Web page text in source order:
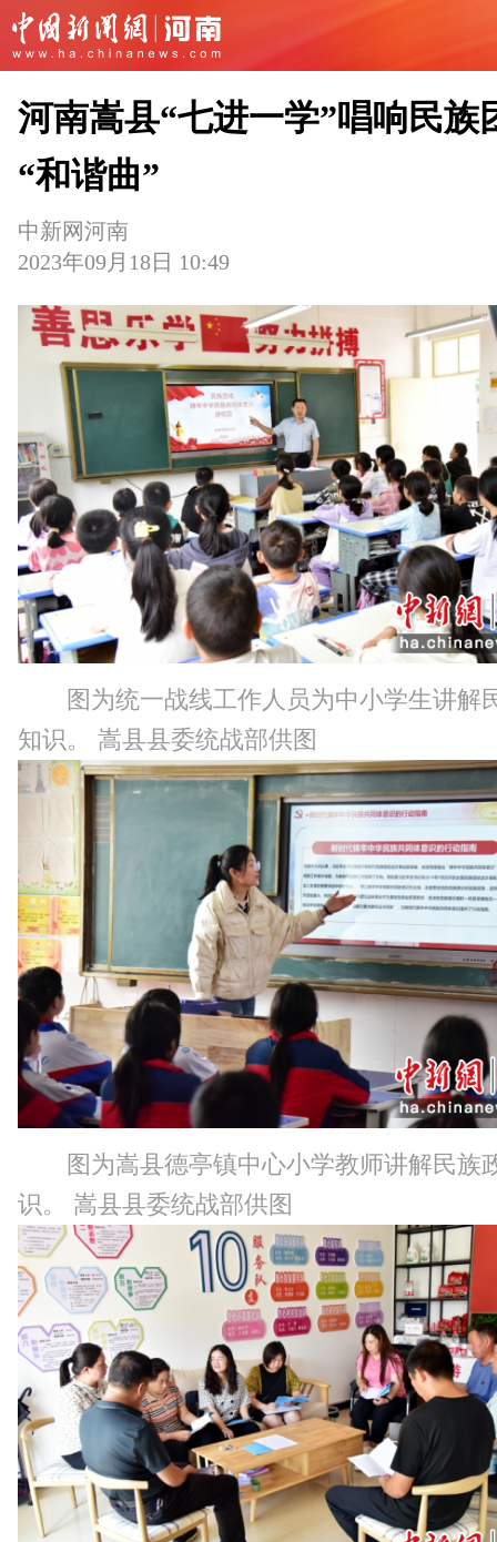
河南嵩县“七进一学”唱响民族
“和谐曲”
中新网河南
2023年09月18日 10:49
图为统一战线工作人员为中小学生讲解
知识。 嵩县县委统战部供图
图为嵩县德亭镇中心小学教师讲解民族
识。 嵩县县委统战部供图